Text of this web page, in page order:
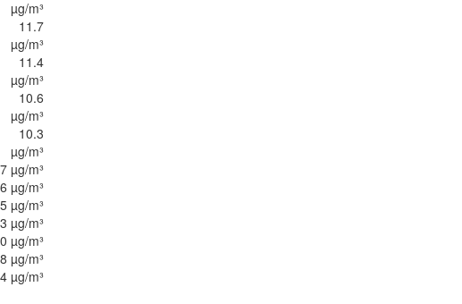
µg/m³
11.7
µg/m³
11.4
µg/m³
10.6
µg/m³
10.3
µg/m³
µg/m³
µg/m³
µg/m³
µg/m³
µg/m³
µg/m³
µg/m³